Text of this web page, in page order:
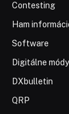
Contesting
Ham
Software
Digitálne módy
DXbulletin
QRP